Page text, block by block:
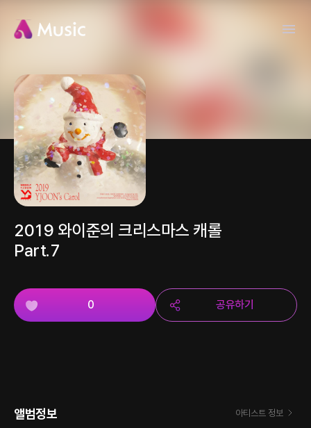
2019 와이준의 크리스마스 캐롤
Part.7
0 공유하기
앨범정보 아티스트 정보